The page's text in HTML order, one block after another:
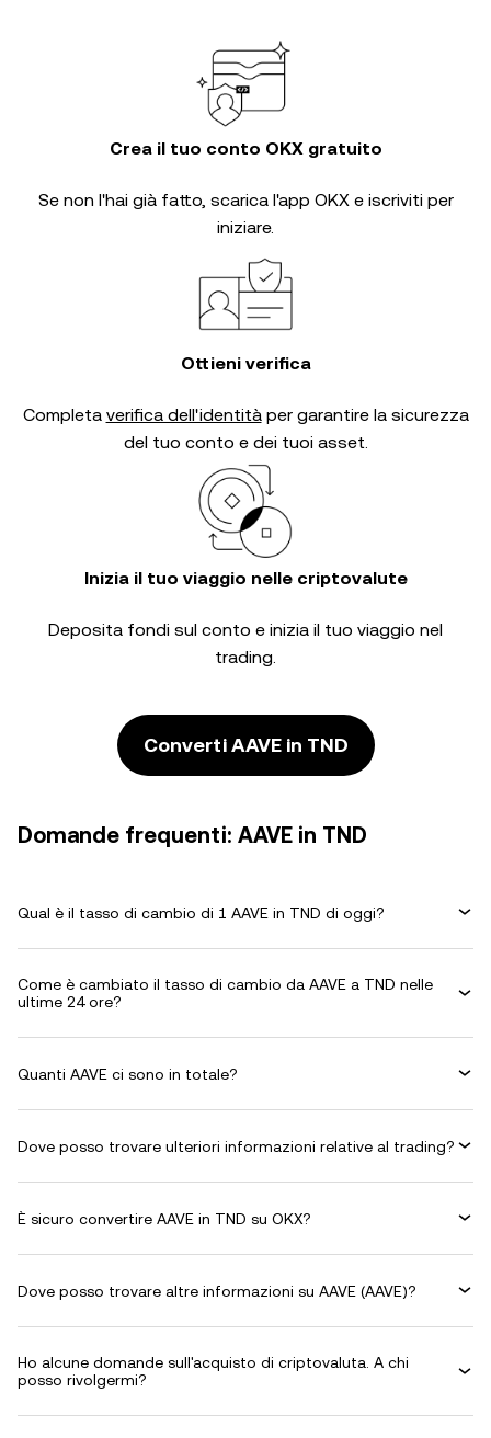
Crea il tuo conto OKX gratuito
Se non l'hai già fatto, scarica l'app OKX e iscriviti per
iniziare.
Ottieni verifica
Completa verifica dell'identitàper garantire la sicurezza
del tuo conto e dei tuoi asset.
Inizia il tuo viaggio nelle criptovalute
Deposita fondi sul conto e inizia il tuo viaggio nel
trading.
Converti AAVE in TND
Domande frequenti: AAVE in TND
Qual è il tasso di cambio di 1 AAVE in TND di oggi?
Come è cambiato il tasso di cambio da AAVE a TND nelle
ultime 24 ore?
Quanti AAVE ci sono in totale?
Dove posso trovare ulteriori informazioni relative al trading?
È sicuro convertire AAVE in TND su OKX?
Dove posso trovare altre informazioni su AAVE (AAVE)?
Ho alcune domande sull'acquisto di criptovaluta. A chi
posso rivolgermi?